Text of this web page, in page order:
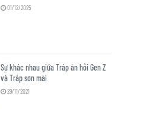
01/12/2025
Sự khác nhau giữa Tráp ăn hỏi Gen Z
và Tráp sơn mài
29/11/2021